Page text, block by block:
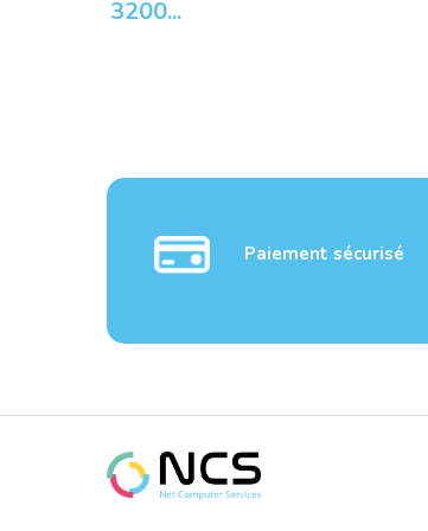
3200...
Paiement sécurisé